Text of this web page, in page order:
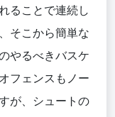
ることで連続し
そこから簡単な
やるべきバスケ
フェンスもノー
が、シュートの